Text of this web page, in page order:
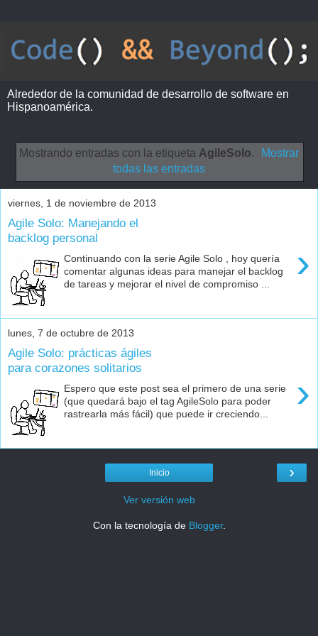
Alrededor de la comunidad de desarrollo de software en
Hispanoamérica.
Mostrando entradas con la etiqueta AgileSolo.
Mostrar
todas las entradas
viernes, 1 de noviembre de 2013
Agile Solo: Manejando el
backlog personal
›
Continuando con la serie Agile Solo , hoy quería
comentar algunas ideas para manejar el backlog
de tareas y mejorar el nivel de compromiso ...
lunes, 7 de octubre de 2013
Agile Solo: prácticas ágiles
para corazones solitarios
›
Espero que este post sea el primero de una serie
(que quedará bajo el tag AgileSolo para poder
rastrearla más fácil) que puede ir creciendo...
›
Inicio
Ver versión web
Con la tecnología de Blogger.